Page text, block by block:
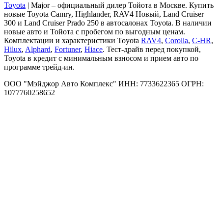
Toyota | Major – официальный дилер Тойота в Москве. Купить
новые Toyota Camry, Highlander, RAV4 Новый, Land Cruiser
300 и Land Cruiser Prado 250 в автосалонах Toyota. В наличии
новые авто и Тойота с пробегом по выгодным ценам.
Комплектации и характеристики Toyota RAV4, Corolla, C-HR,
Hilux, Alphard, Fortuner, Hiace. Тест-драйв перед покупкой,
Toyota в кредит с минимальным взносом и прием авто по
программе трейд-ин.
ООО "Мэйджор Авто Комплекс" ИНН: 7733622365 ОГРН:
1077760258652